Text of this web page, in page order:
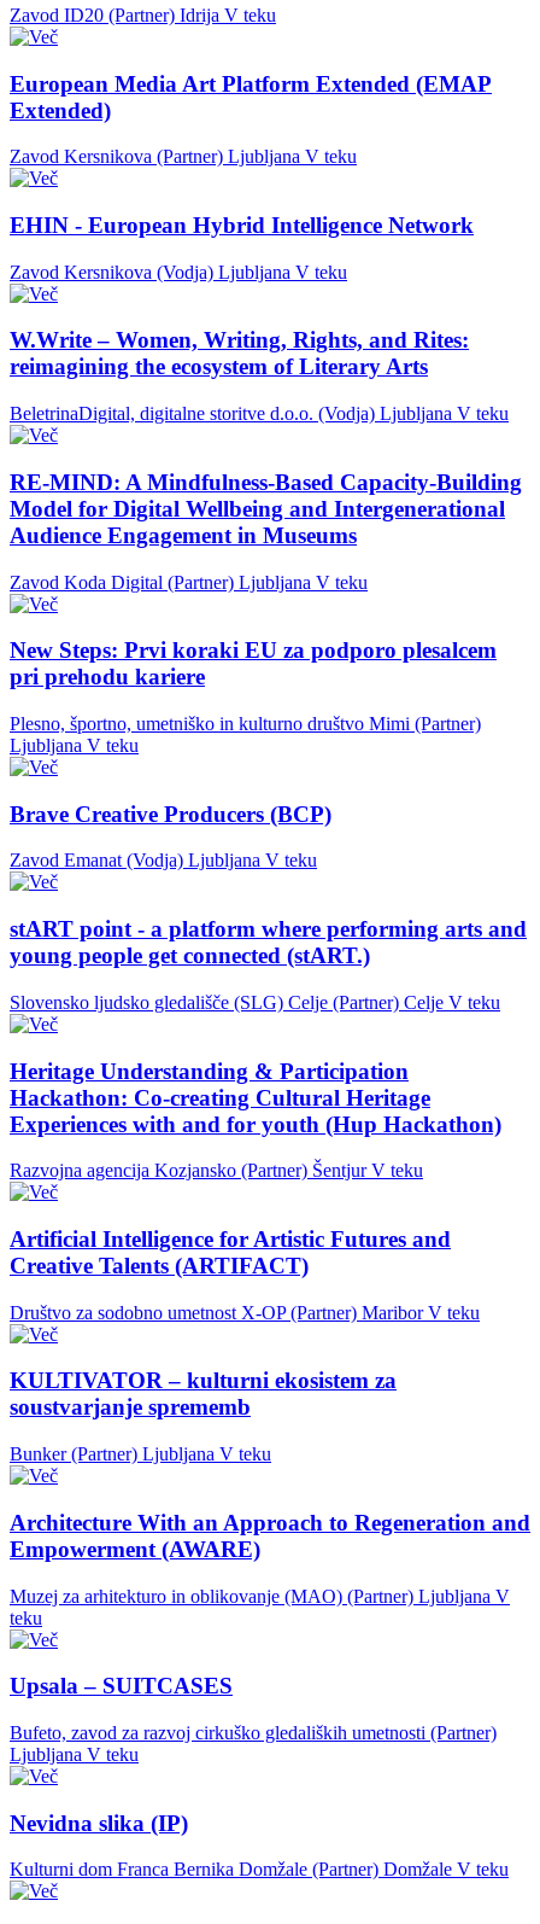
Zavod ID20 (Partner) Idrija V teku
European Media Art Platform Extended (EMAP
Extended)
Zavod Kersnikova (Partner) Ljubljana V teku
EHIN - European Hybrid Intelligence Network
Zavod Kersnikova (Vodja) Ljubljana V teku
W.Write – Women, Writing, Rights, and Rites:
reimagining the ecosystem of Literary Arts
BeletrinaDigital, digitalne storitve d.o.o. (Vodja) Ljubljana V teku
RE-MIND: A Mindfulness-Based Capacity-Building
Model for Digital Wellbeing and Intergenerational
Audience Engagement in Museums
Zavod Koda Digital (Partner) Ljubljana V teku
New Steps: Prvi koraki EU za podporo plesalcem
pri prehodu kariere
Plesno, športno, umetniško in kulturno društvo Mimi (Partner)
Ljubljana V teku
Brave Creative Producers (BCP)
Zavod Emanat (Vodja) Ljubljana V teku
stART point - a platform where performing arts and
young people get connected (stART.)
Slovensko ljudsko gledališče (SLG) Celje (Partner) Celje V teku
Heritage Understanding & Participation
Hackathon: Co-creating Cultural Heritage
Experiences with and for youth (Hup Hackathon)
Razvojna agencija Kozjansko (Partner) Šentjur V teku
Artificial Intelligence for Artistic Futures and
Creative Talents (ARTIFACT)
Društvo za sodobno umetnost X-OP (Partner) Maribor V teku
KULTIVATOR – kulturni ekosistem za
soustvarjanje sprememb
Bunker (Partner) Ljubljana V teku
Architecture With an Approach to Regeneration and
Empowerment (AWARE)
Muzej za arhitekturo in oblikovanje (MAO) (Partner) Ljubljana V
teku
Upsala – SUITCASES
Bufeto, zavod za razvoj cirkuško gledaliških umetnosti (Partner)
Ljubljana V teku
Nevidna slika (IP)
Kulturni dom Franca Bernika Domžale (Partner) Domžale V teku